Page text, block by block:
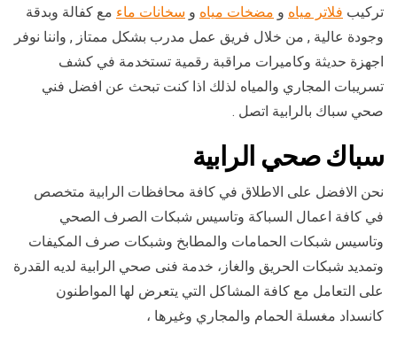
تركيب فلاتر مياه و مضخات مياه و سخانات ماء مع كفالة وبدقة
وجودة عالية , من خلال فريق عمل مدرب بشكل ممتاز , واننا نوفر
اجهزة حديثة وكاميرات مراقبة رقمية تستخدمة في كشف
تسريبات المجاري والمياه لذلك اذا كنت تبحث عن افضل فني
صحي سباك بالرابية اتصل .
سباك صحي الرابية
نحن الافضل على الاطلاق في كافة محافظات الرابية متخصص
في كافة اعمال السباكة وتاسيس شبكات الصرف الصحي
وتاسيس شبكات الحمامات والمطابخ وشبكات صرف المكيفات
وتمديد شبكات الحريق والغاز، خدمة فنى صحي الرابية لديه القدرة
على التعامل مع كافة المشاكل التي يتعرض لها المواطنون
كانسداد مغسلة الحمام والمجاري وغيرها ،